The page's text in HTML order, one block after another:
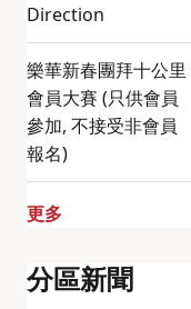
Direction
樂華新春團拜十公里
會員大賽 (只供會員
參加, 不接受非會員
報名)
更多
分區新聞